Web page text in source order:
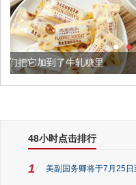
被列入佛家七宝
48小时点击排行
1 美副国务卿将于7月25